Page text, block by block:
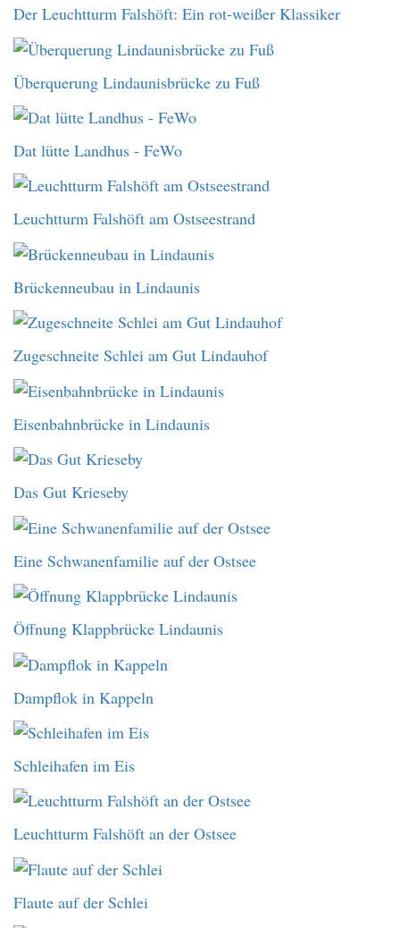
Der Leuchtturm Falshöft: Ein rot-weißer Klassiker
Überquerung Lindaunisbrücke zu Fuß
Dat lütte Landhus - FeWo
Leuchtturm Falshöft am Ostseestrand
Brückenneubau in Lindaunis
Zugeschneite Schlei am Gut Lindauhof
Eisenbahnbrücke in Lindaunis
Das Gut Krieseby
Eine Schwanenfamilie auf der Ostsee
Öffnung Klappbrücke Lindaunis
Dampflok in Kappeln
Schleihafen im Eis
Leuchtturm Falshöft an der Ostsee
Flaute auf der Schlei